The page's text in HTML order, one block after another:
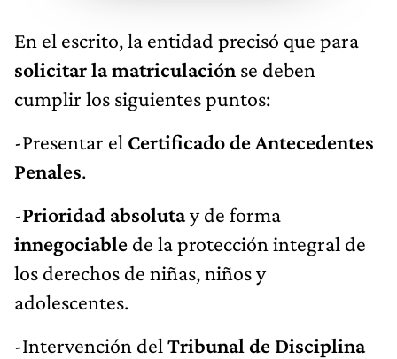
En el escrito, la entidad precisó que para
solicitar la matriculación se deben
cumplir los siguientes puntos:
-Presentar el Certificado de Antecedentes
Penales.
-Prioridad absolutay de forma
innegociable de la protección integral de
los derechos de niñas, niños y
adolescentes.
-Intervención del Tribunal de Disciplina